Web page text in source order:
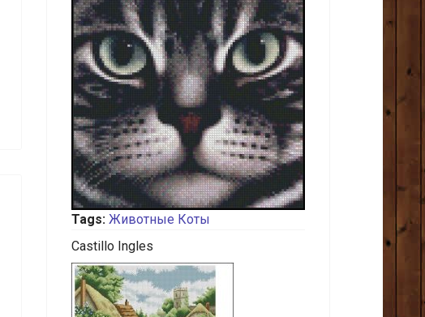
Tags: Животные Коты
Castillo Ingles